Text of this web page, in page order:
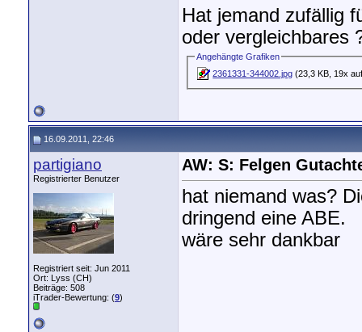
Hat jemand zufällig
oder vergleichbares
Angehängte Grafiken
2361331-344002.jpg (23,3 KB, 19x
16.09.2011, 22:46
partigiano
Registrierter Benutzer
Registriert seit: Jun 2011
Ort: Lyss (CH)
Beiträge: 508
iTrader-Bewertung: (9)
AW: S: Felgen
hat niemand was?
dringend eine ABE.
wäre sehr dankbar